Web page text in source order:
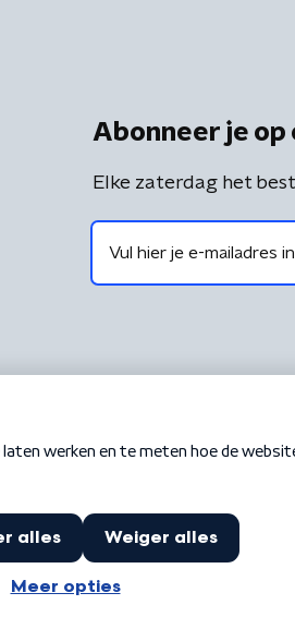
Abonneer je
Elke zaterdag het